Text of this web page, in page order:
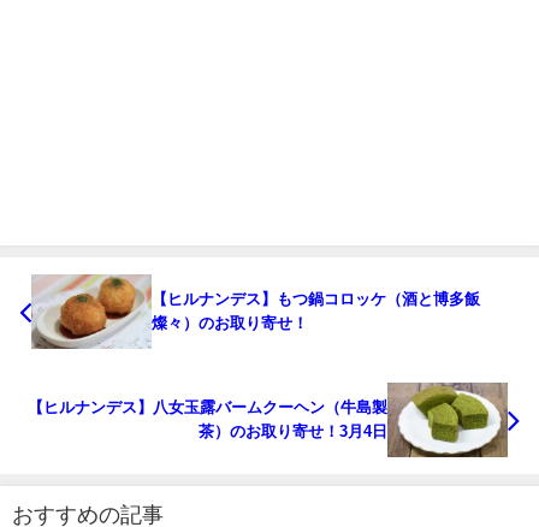
【ヒルナンデス】もつ鍋コロッケ（酒と博多飯
燦々）のお取り寄せ！
【ヒルナンデス】八女玉露バームクーヘン（牛島製
茶）のお取り寄せ！3月4日
おすすめの記事